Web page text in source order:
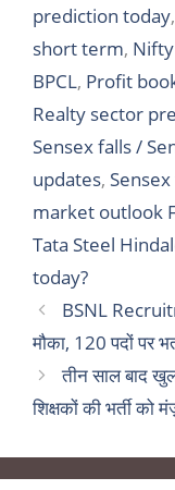
prediction today,
short term,
BPCL, Profit
Realty sector
Sensex falls /
updates,
market outlook
Tata Steel
today?
BSNL
मौका, 120 पदों पर
तीन साल बाद
शिक्षकों की भर्ती